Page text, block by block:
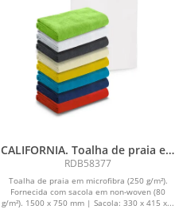
CALIFORNIA. Toalha de praia em
microfibra (250 g/m²)
RDB58377
Toalha de praia em microfibra (250 g/m²).
Fornecida com sacola em non-woven (80
g/m²). 1500 x 750 mm | Sacola: 330 x 415 x...